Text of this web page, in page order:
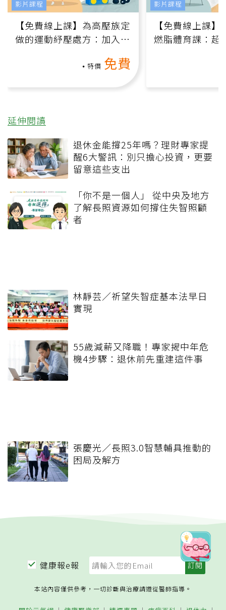
【免費線上課】為高壓族定
做的運動紓壓處方：加入行
特價 免費
影片課程
【免費線上課
燃脂體育課：超
影片課程
延伸閱讀
退休金能撐25年嗎？理財專家提
醒6大警訊：別只擔心投資，更要
留意這些支出
「你不是一個人」 從中央及地方
了解長照資源如何撐住失智照顧
者
林靜芸／祈望失智症基本法早日
實現
55歲減薪又降職！專家揭中年危
機4步驟：退休前先重建這件事
張慶光／長照3.0智慧輔具推動的
困局及解方
健康報e報
本站內容僅供參考，一切診斷與治療請遵從醫師指導。